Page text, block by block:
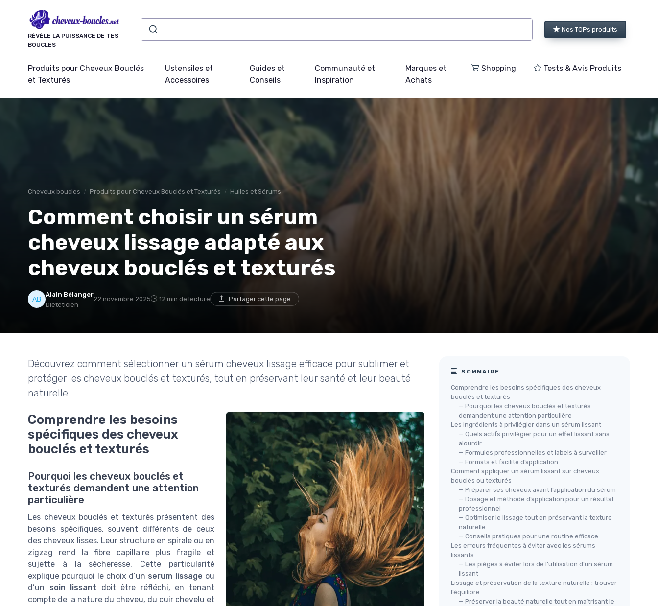
RÉVÈLE LA PUISSANCE DE TES
BOUCLES
Nos TOPs produits
Produits pour Cheveux Bouclés
et Texturés
Ustensiles et
Accessoires
Guides et
Conseils
Communauté et
Inspiration
Marques et
Achats
Shopping Tests & Avis Produits
Cheveux boucles Produits pour Cheveux Bouclés et Texturés Huiles et Sérums
Comment choisir un sérum
cheveux lissage adapté aux
cheveux bouclés et texturés
Alain Bélanger
Dietéticien
22 novembre 2025 12 min de lecture Partager cette page
Découvrez comment sélectionner un sérum cheveux lissage efficace pour sublimer et
protéger les cheveux bouclés et texturés, tout en préservant leur santé et leur beauté
naturelle.
Comprendre les besoins
spécifiques des cheveux
bouclés et texturés
Pourquoi les cheveux bouclés et
texturés demandent une attention
particulière
Les cheveux bouclés et texturés présentent des
besoins spécifiques, souvent différents de ceux
des cheveux lisses. Leur structure en spirale ou en
zigzag rend la fibre capillaire plus fragile et
sujette à la sécheresse. Cette particularité
explique pourquoi le choix d’un serum lissage ou
d’un soin lissant doit être réfléchi, en tenant
compte de la nature du cheveu, du cuir chevelu et
SOMMAIRE
Comprendre les besoins spécifiques des cheveux
bouclés et texturés
— Pourquoi les cheveux bouclés et texturés
demandent une attention particulière
Les ingrédients à privilégier dans un sérum lissant
— Quels actifs privilégier pour un effet lissant sans
alourdir
— Formules professionnelles et labels à surveiller
— Formats et facilité d’application
Comment appliquer un sérum lissant sur cheveux
bouclés ou texturés
— Préparer ses cheveux avant l’application du sérum
— Dosage et méthode d’application pour un résultat
professionnel
— Optimiser le lissage tout en préservant la texture
naturelle
— Conseils pratiques pour une routine efficace
Les erreurs fréquentes à éviter avec les sérums
lissants
— Les pièges à éviter lors de l’utilisation d’un sérum
lissant
Lissage et préservation de la texture naturelle : trouver
l’équilibre
— Préserver la beauté naturelle tout en maîtrisant le